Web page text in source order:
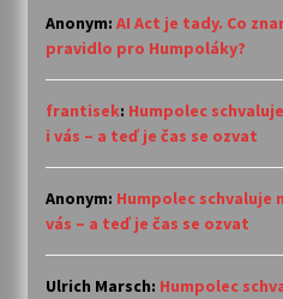
Anonym: AI Act je tady. Co
pravidlo pro Humpoláky?
frantisek: Humpolec
i vás – a teď je čas se ozvat
Anonym: Humpolec schvaluje
vás – a teď je čas se ozvat
Ulrich Marsch: Humpolec